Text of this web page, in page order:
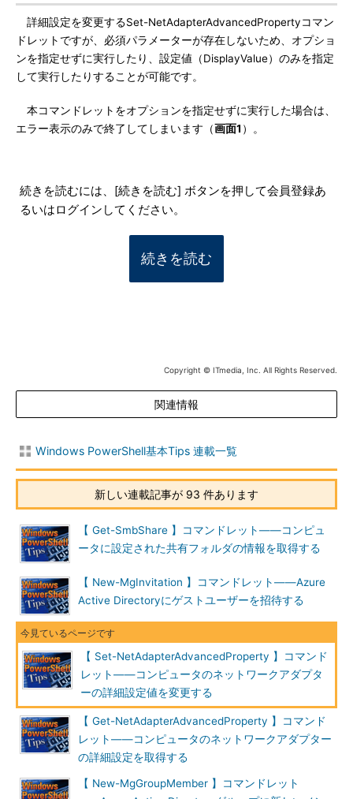
詳細設定を変更するSet-NetAdapterAdvancedPropertyコマン
ドレットですが、必須パラメーターが存在しないため、オプショ
ンを指定せずに実行したり、設定値（DisplayValue）のみを指定
して実行したりすることが可能です。
本コマンドレットをオプションを指定せずに実行した場合は、
エラー表示のみで終了してしまいます（画面1 ）。
続きを読むには、[続きを読む] ボタンを押して会員登録あ
るいはログインしてください。
続きを読む
Copyright © ITmedia, Inc. All Rights Reserved.
関連情報
Windows PowerShell基本Tips 連載一覧
新しい連載記事が 93 件あります
【 Get-SmbShare 】コマンドレット――コンピュ
ータに設定された共有フォルダの情報を取得する
【 New-MgInvitation 】コマンドレット――Azure
Active Directoryにゲストユーザーを招待する
【 Set-NetAdapterAdvancedProperty 】コマンド
レット――コンピュータのネットワークアダプタ
ーの詳細設定値を変更する
【 Get-NetAdapterAdvancedProperty 】コマンド
レット――コンピュータのネットワークアダプター
の詳細設定を取得する
【 New-MgGroupMember 】コマンドレット